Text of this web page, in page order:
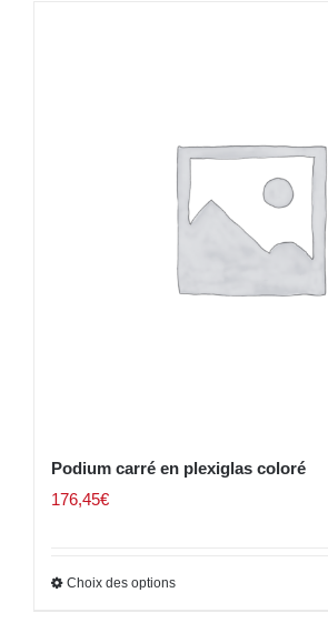
Podium carré en plexiglas coloré
176,45€
Choix des options